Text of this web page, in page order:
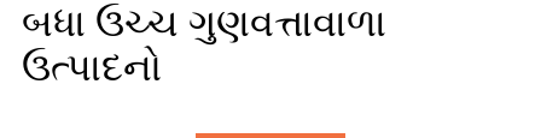
બધા ઉચ્ચ ગુણવત્તાવાળા
ઉત્પાદનો